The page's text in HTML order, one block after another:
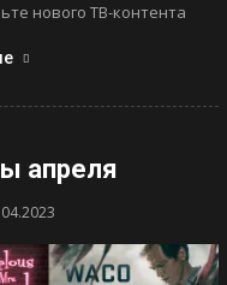
нового ТВ-контента
апреля